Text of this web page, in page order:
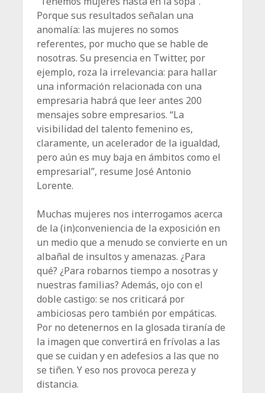
Porque sus resultados señalan una
anomalía: las mujeres no somos
referentes, por mucho que se hable de
nosotras. Su presencia en Twitter, por
ejemplo, roza la irrelevancia: para hallar
una información relacionada con una
empresaria habrá que leer antes 200
mensajes sobre empresarios. “La
visibilidad del talento femenino es,
claramente, un acelerador de la igualdad,
pero aún es muy baja en ámbitos como el
empresarial”, resume José Antonio
Lorente.
Muchas mujeres nos interrogamos acerca
de la (in)conveniencia de la exposición en
un medio que a menudo se convierte en un
albañal de insultos y amenazas. ¿Para
qué? ¿Para robarnos tiempo a nosotras y
nuestras familias? Además, ojo con el
doble castigo: se nos criticará por
ambiciosas pero también por empáticas.
Por no detenernos en la glosada tiranía de
la imagen que convertirá en frívolas a las
que se cuidan y en adefesios a las que no
se tiñen. Y eso nos provoca pereza y
distancia.